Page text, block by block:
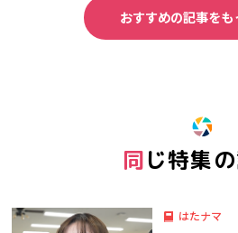
おすすめの記事をも
同じ特集
はたナマ